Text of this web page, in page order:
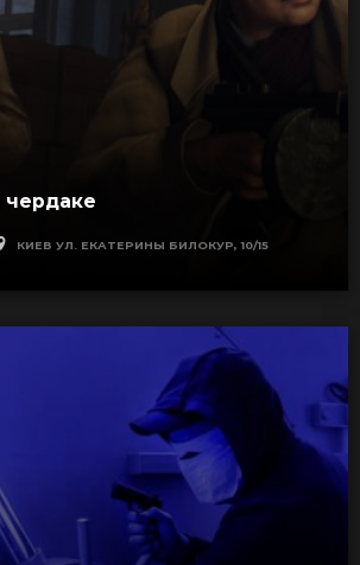
чердаке
КИЕВ УЛ. ЕКАТЕРИНЫ БИЛОКУР, 10/15